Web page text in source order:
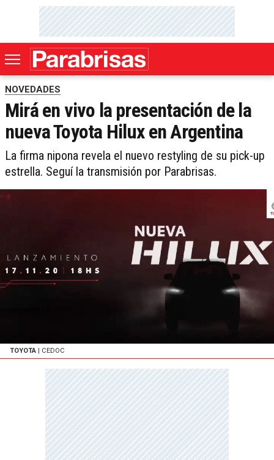
NOVEDADES
Mirá en vivo la presentación de la
nueva Toyota Hilux en Argentina
La firma nipona revela el nuevo restyling de su pick-up
estrella. Seguí la transmisión por Parabrisas.
TOYOTA | CEDOC